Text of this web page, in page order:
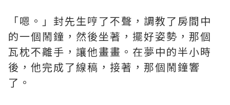
「嗯。」封先生哼了不聲，調教了房間中
的一個鬧鐘，然後坐著，擺好姿勢，那個
瓦枕不離手，讓他畫畫。在夢中的半小時
後，他完成了線稿，接著，那個鬧鐘響
了。